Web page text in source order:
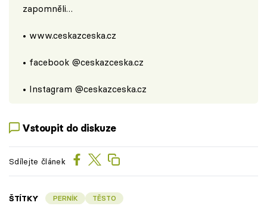
zapomněli…
• www.ceskazceska.cz
• facebook @ceskazceska.cz
• Instagram @ceskazceska.cz
Vstoupit do diskuze
Sdílejte článek
ŠTÍTKY PERNÍK TĚSTO